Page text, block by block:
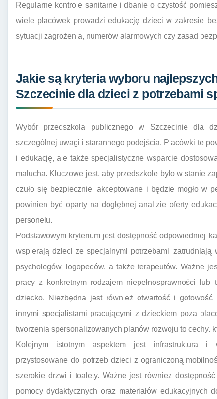
Regularne kontrole sanitarne i dbanie o czystość
wiele placówek prowadzi edukację dzieci w zakresie
sytuacji zagrożenia, numerów alarmowych czy zasad
Jakie są kryteria wyboru
Szczecinie dla dzieci z potrzebami
Wybór przedszkola publicznego w Szczecinie dla
szczególnej uwagi i starannego podejścia. Placówki te
i edukację, ale także specjalistyczne wsparcie
malucha. Kluczowe jest, aby przedszkole było w stanie
czuło się bezpiecznie, akceptowane i będzie mogło w
powinien być oparty na dogłębnej analizie oferty
personelu.
Podstawowym kryterium jest dostępność odpowiedniej
wspierają dzieci ze specjalnymi potrzebami,
psychologów, logopedów, a także terapeutów. Ważne
pracy z konkretnym rodzajem niepełnosprawności
dziecko. Niezbędna jest również otwartość i
innymi specjalistami pracującymi z dzieckiem poza
tworzenia spersonalizowanych planów rozwoju to cechy,
Kolejnym istotnym aspektem jest infrastruktura i
przystosowane do potrzeb dzieci z ograniczoną
szerokie drzwi i toalety. Ważne jest również
pomocy dydaktycznych oraz materiałów edukacyjnych